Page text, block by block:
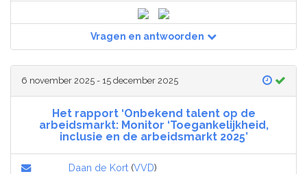
Vragen en antwoorden
6 november 2025 - 15 december 2025
Het rapport ‘Onbekend talent op de
arbeidsmarkt: Monitor ‘Toegankelijkheid,
inclusie en de arbeidsmarkt 2025’
Daan de Kort (VVD)